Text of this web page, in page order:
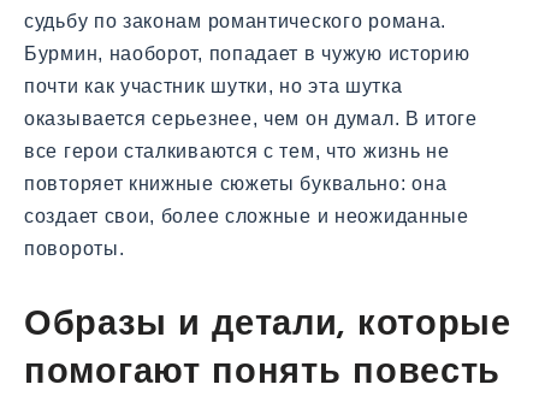
судьбу по законам романтического романа.
Бурмин, наоборот, попадает в чужую историю
почти как участник шутки, но эта шутка
оказывается серьезнее, чем он думал. В итоге
все герои сталкиваются с тем, что жизнь не
повторяет книжные сюжеты буквально: она
создает свои, более сложные и неожиданные
повороты.
Образы и детали, которые
помогают понять повесть